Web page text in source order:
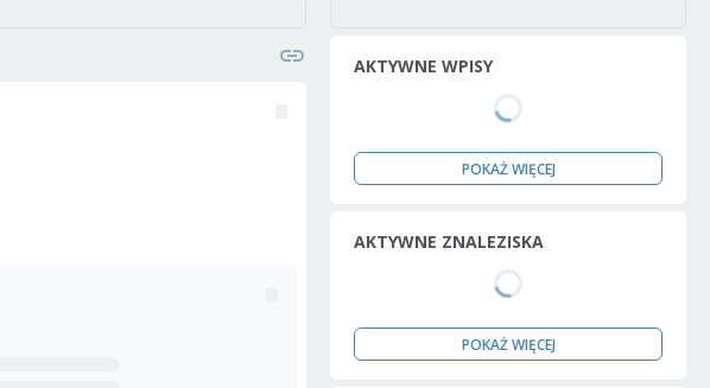
AKTYWNE WPISY
POKAŻ WIĘCEJ
AKTYWNE ZNALEZISKA
POKAŻ WIĘCEJ